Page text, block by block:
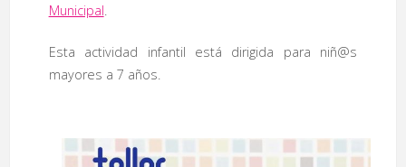
Municipal
Esta actividad infantil está dirigida para niñ@s
mayores a 7 años.